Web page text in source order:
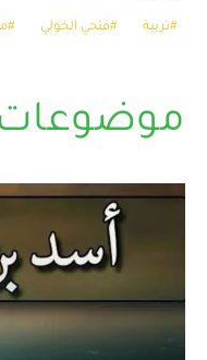
تربية فتحي الخولي